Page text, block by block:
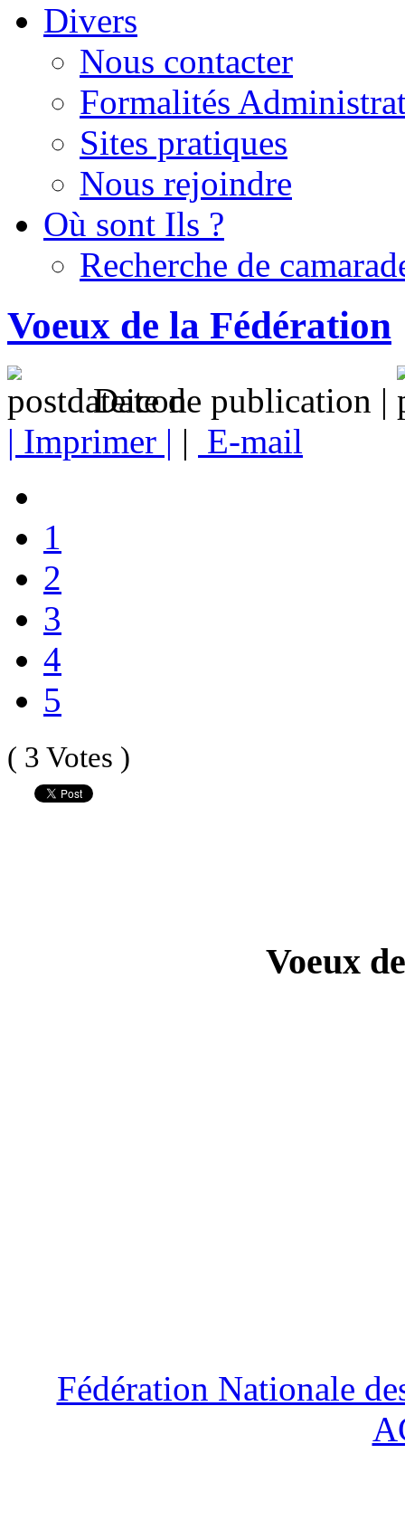
Divers
Nous contacter
Formalités
Sites pratiques
Nous rejoindre
Où sont Ils ?
Recherche de
Voeux de la Fédération
Date de publication |
| Imprimer | | E-mail
1
2
3
4
5
( 3 Votes )
Voeux
Fédération Nationale